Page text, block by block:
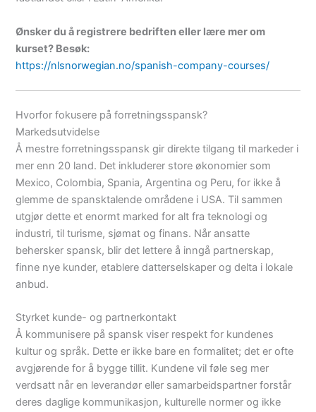
Ønsker du å registrere bedriften eller lære mer om
kurset? Besøk:
https://nlsnorwegian.no/spanish-company-courses/
Hvorfor fokusere på forretningsspansk?
Markedsutvidelse
Å mestre forretningsspansk gir direkte tilgang til markeder i
mer enn 20 land. Det inkluderer store økonomier som
Mexico, Colombia, Spania, Argentina og Peru, for ikke å
glemme de spansktalende områdene i USA. Til sammen
utgjør dette et enormt marked for alt fra teknologi og
industri, til turisme, sjømat og finans. Når ansatte
behersker spansk, blir det lettere å inngå partnerskap,
finne nye kunder, etablere datterselskaper og delta i lokale
anbud.
Styrket kunde- og partnerkontakt
Å kommunisere på spansk viser respekt for kundenes
kultur og språk. Dette er ikke bare en formalitet; det er ofte
avgjørende for å bygge tillit. Kundene vil føle seg mer
verdsatt når en leverandør eller samarbeidspartner forstår
deres daglige kommunikasjon, kulturelle normer og ikke